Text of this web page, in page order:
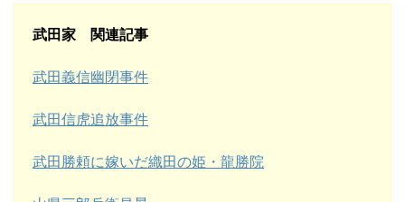
武田家 関連記事
武田義信幽閉事件
武田信虎追放事件
武田勝頼に嫁いだ織田の姫・龍勝院